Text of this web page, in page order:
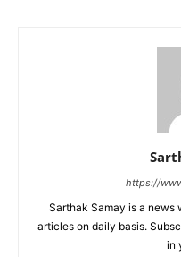
https://
Sarthak Samay is a news
articles on daily basis.
in